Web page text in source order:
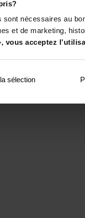
nécessaires au
et de marketing,
vous acceptez
sélection